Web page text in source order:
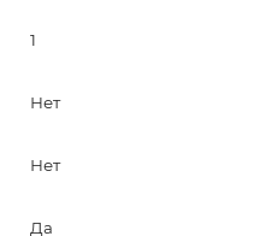
1
Нет
Нет
Да